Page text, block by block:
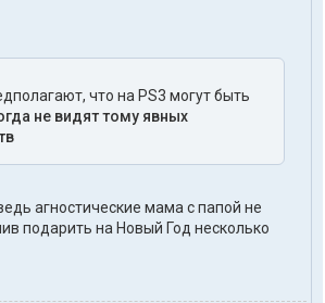
что на PS3 могут быть
не видят тому явных
агностические мама с папой не
подарить на Новый Год несколько